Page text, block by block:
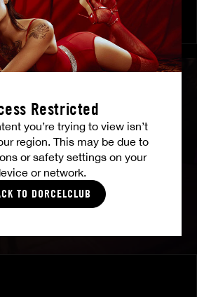
Restricted
you’re trying to view isn’t
region. This may be due to
or safety settings on your
or network.
TO DORCELCLUB